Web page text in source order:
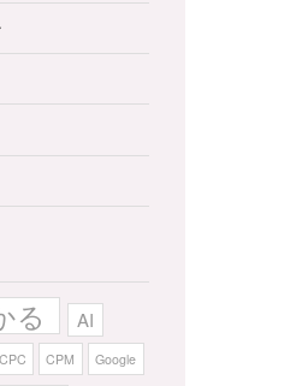
る AI
CPC CPM Google